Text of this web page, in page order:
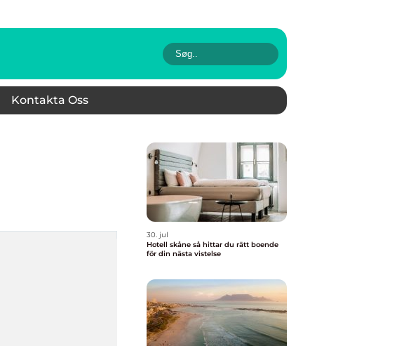
Kontakta Oss
30. jul
Hotell skåne så hittar du rätt boende
för din nästa vistelse